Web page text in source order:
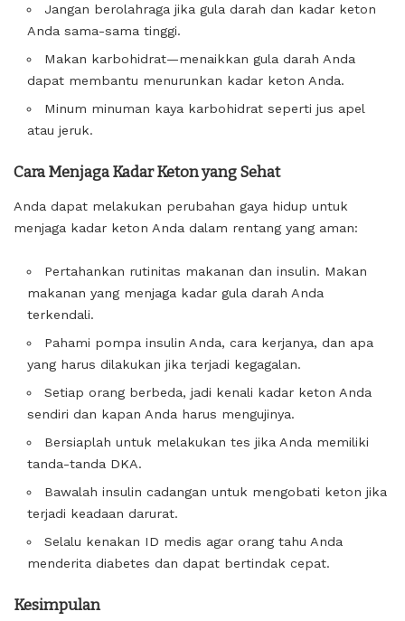
Jangan berolahraga jika gula darah dan kadar keton
Anda sama-sama tinggi.
Makan karbohidrat—menaikkan gula darah Anda
dapat membantu menurunkan kadar keton Anda.
Minum minuman kaya karbohidrat seperti jus apel
atau jeruk.
Cara Menjaga Kadar Keton yang Sehat
Anda dapat melakukan perubahan gaya hidup untuk
menjaga kadar keton Anda dalam rentang yang aman:
Pertahankan rutinitas makanan dan insulin. Makan
makanan yang menjaga kadar gula darah Anda
terkendali.
Pahami pompa insulin Anda, cara kerjanya, dan apa
yang harus dilakukan jika terjadi kegagalan.
Setiap orang berbeda, jadi kenali kadar keton Anda
sendiri dan kapan Anda harus mengujinya.
Bersiaplah untuk melakukan tes jika Anda memiliki
tanda-tanda DKA.
Bawalah insulin cadangan untuk mengobati keton jika
terjadi keadaan darurat.
Selalu kenakan ID medis agar orang tahu Anda
menderita diabetes dan dapat bertindak cepat.
Kesimpulan